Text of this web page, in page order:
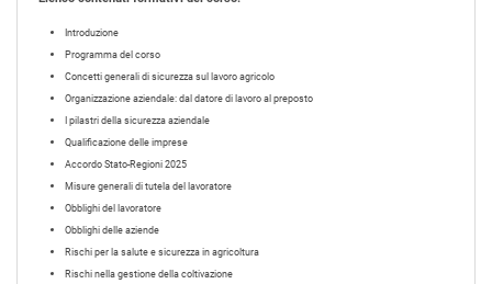
Introduzione
Programma del corso
Concetti generali di sicurezza sul lavoro agricolo
Organizzazione aziendale: dal datore di lavoro al preposto
I pilastri della sicurezza aziendale
Qualificazione delle imprese
Accordo Stato-Regioni 2025
Misure generali di tutela del lavoratore
Obblighi del lavoratore
Obblighi delle aziende
Rischi per la salute e sicurezza in agricoltura
Rischi nella gestione della coltivazione